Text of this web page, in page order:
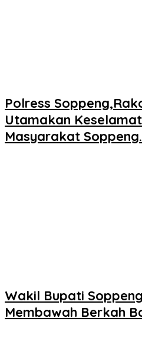
Polress
Utamakan
Masyarakat Soppeng.
Wakil Bupati
Membawah Berkah